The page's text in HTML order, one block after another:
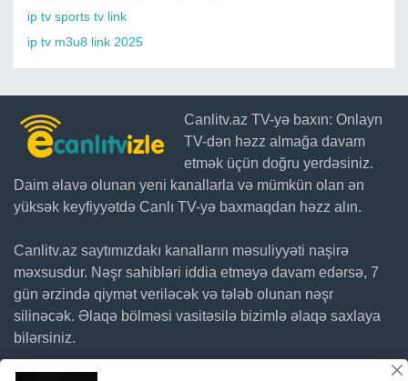
ip tv sports tv link
ip tv m3u8 link 2025
Canlitv.az TV-yə baxın: Onlayn
TV-dən həzz almağa davam
etmək üçün doğru yerdəsiniz.
Daim əlavə olunan yeni kanallarla və mümkün olan ən
yüksək keyfiyyətdə Canlı TV-yə baxmaqdan həzz alın.
Canlitv.az saytımızdakı kanalların məsuliyyəti naşirə
məxsusdur. Nəşr sahibləri iddia etməyə davam edərsə, 7
gün ərzində qiymət veriləcək və tələb olunan nəşr
silinəcək. Əlaqə bölməsi vasitəsilə bizimlə əlaqə saxlaya
bilərsiniz.